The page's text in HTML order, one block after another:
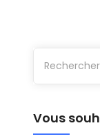
Vous